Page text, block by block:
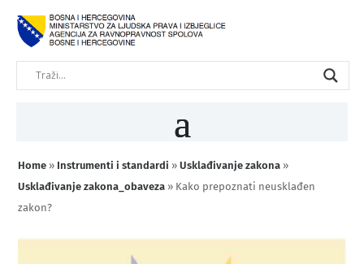
Home » Instrumenti i standardi »Usklađivanje zakona »
Usklađivanje zakona_obaveza » Kako prepoznati neusklađen
zakon?